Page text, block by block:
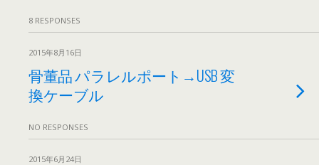
8 RESPONSES
2015年8月16日
骨董品 パラレルポート→USB 変
換ケーブル
NO RESPONSES
2015年6月24日